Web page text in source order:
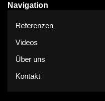
Navigation
Referenzen
Videos
Über uns
Kontakt